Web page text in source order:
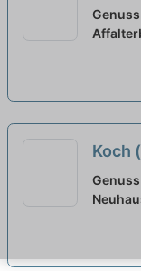
neu
Koch
neu